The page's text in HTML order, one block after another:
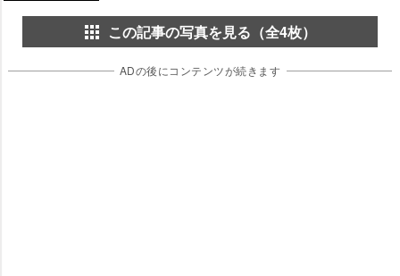
この記事の写真を見る（全4枚）
ADの後にコンテンツが続きます